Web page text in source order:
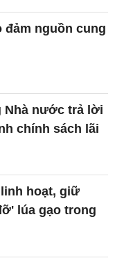
đảm nguồn cung
Nhà nước trả lời
chính sách lãi
hoạt, giữ
lúa gạo trong